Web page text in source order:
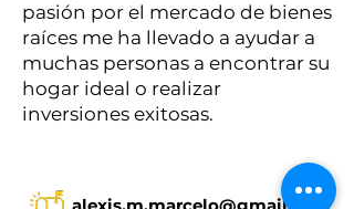
pasión por el mercado de bienes
raíces me ha llevado a ayudar a
muchas personas a encontrar su
hogar ideal o realizar
inversiones exitosas.